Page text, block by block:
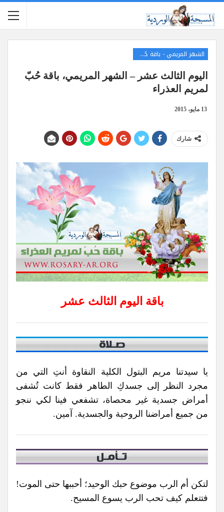
الشهر المريمي - باقة حُبّ لمريم العذراء
اليوم الثالث عشر – الشهر المريمي، باقة حُبّ
لمريم العذراء
13 مايو، 2015
شارك
باقة اليوم الثالث عشر
يا سيدتنا مريم البتول الكلية النقاوة أنتِ التي من
مجرد النظر إلى جسدكِ الطاهر فقط كانت تُشفى
أمراض جسدية غير محصاة، تشفعي فينا لكي ننجو
من جميع أمراضنا الروحية والجسدية. آمين.
لتكن أم الرب موضوع حبك الوحيد؛ أحببها حتى الموت!
فتتعلم كيف تحب الرب يسوع المسيح.